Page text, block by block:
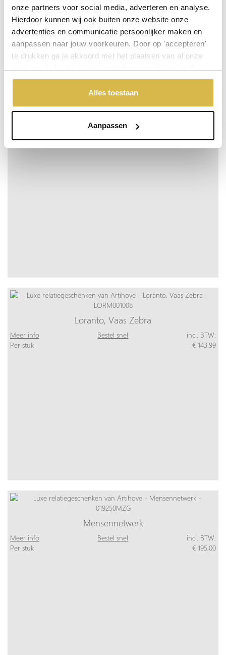
onze partners voor social media, adverteren en analyse.
Hierdoor kunnen wij ook buiten onze website onze
advertenties en communicatie persoonlijker maken en
aanpassen naar jouw voorkeuren. Door op 'accepteren'
te drukken ga je akkoord met het plaatsen van al onze
aangeven welke cookies jouw akkoord krijgen. En door te
'weigeren' worden alleen de functionele cookies
geplaatst. Bekijk onze cookieverklaring voor meer
Alles toestaan
Aanpassen
Bestel snel
Per stuk
€ 89,50
Loranto, Vaas Zebra
Meer info Bestel snel
incl. BTW:
Per stuk
€ 143,99
Mensennetwerk
Meer info Bestel snel
incl. BTW:
Per stuk
€ 195,00